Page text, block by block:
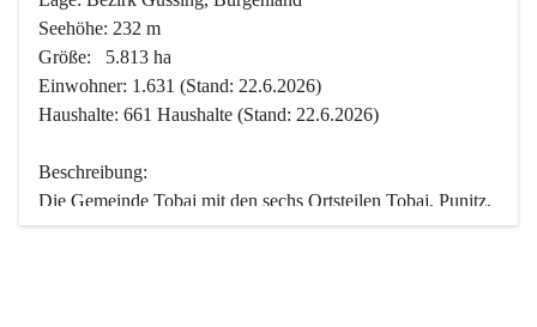
Seehöhe: 232 m
Größe:   5.813 ha
Einwohner: 1.631 (Stand: 22.6.2026)
Haushalte: 661 Haushalte (Stand: 22.6.2026)
Beschreibung:
Die Gemeinde Tobaj mit den sechs Ortsteilen Tobaj, Punitz,
Deutsch Tschantschendorf, Kroatisch Tschantschendorf,